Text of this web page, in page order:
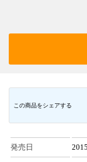
この商品をシェアする
発売日